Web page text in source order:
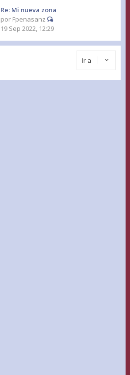
Re: Mi nueva zona
por Fpenasanz
19 Sep 2022, 12:29
Ir a